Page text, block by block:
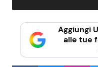
Aggiungi
alle tue